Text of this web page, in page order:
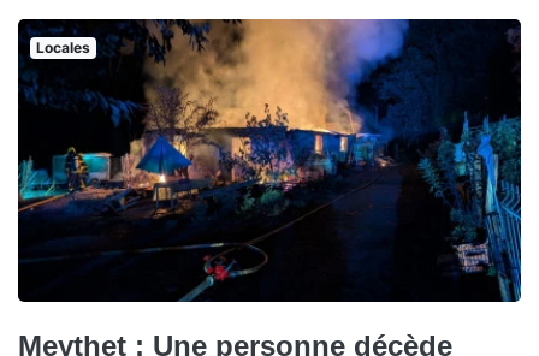
Locales
Meythet : Une personne décède